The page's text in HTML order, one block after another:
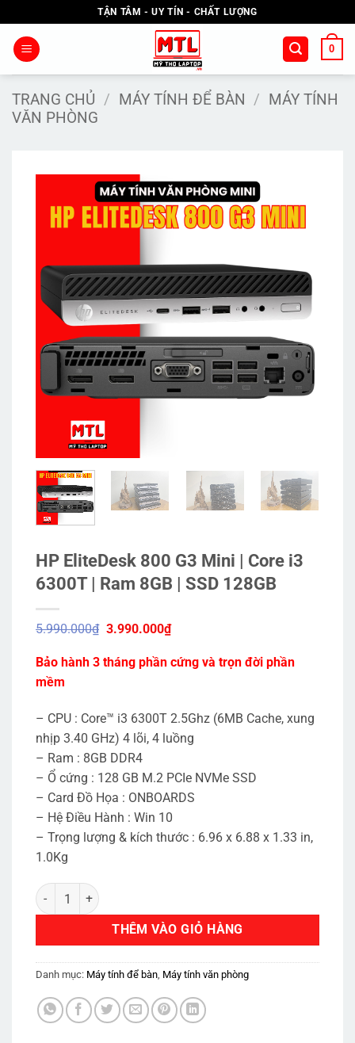
qua
nội
TẬN TÂM - UY TÍN - CHẤT LƯỢNG
0
TRANG CHỦ / MÁY TÍNH ĐỂ BÀN / MÁY TÍNH
VĂN PHÒNG
HP EliteDesk 800 G3 Mini | Core i3
6300T | Ram 8GB | SSD 128GB
5.990.000₫ Giá
là:
5.990.000₫.
3.990.000₫Giá
hiện
tại
là:
Bảo hành 3 tháng phần cứng và trọn đời phần
mềm
– CPU : Core™ i3 6300T 2.5Ghz (6MB Cache, xung
nhịp 3.40 GHz) 4 lõi, 4 luồng
– Ram : 8GB DDR4
– Ổ cứng : 128 GB M.2 PCIe NVMe SSD
– Card Đồ Họa : ONBOARDS
– Hệ Điều Hành : Win 10
– Trọng lượng & kích thước : 6.96 x 6.88 x 1.33 in,
1.0Kg
HP EliteDesk 800 G3 Mini | Core i3 6300T | Ram 8GB | SSD
THÊM VÀO GIỎ HÀNG
Danh mục: Máy tính để bàn, Máy tính văn phòng